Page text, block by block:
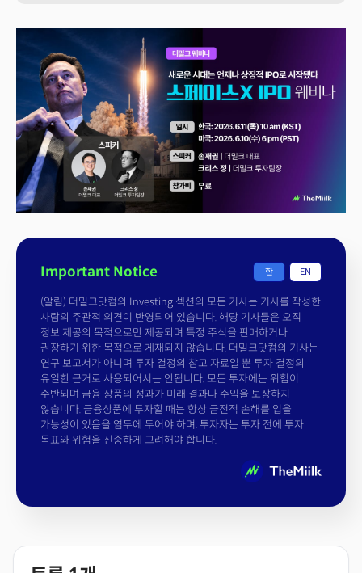
Important Notice 한 EN
(알림) 더밀크닷컴의 Investing 섹션의 모든 기사는 기사를 작성한
사람의 주관적 의견이 반영되어 있습니다. 해당 기사들은 오직
정보 제공의 목적으로만 제공되며 특정 주식을 판매하거나
권장하기 위한 목적으로 게재되지 않습니다. 더밀크닷컴의 기사는
연구 보고서가 아니며 투자 결정의 참고 자료일 뿐 투자 결정의
유일한 근거로 사용되어서는 안됩니다. 모든 투자에는 위험이
수반되며 금융 상품의 성과가 미래 결과나 수익을 보장하지
않습니다. 금융상품에 투자할 때는 항상 금전적 손해를 입을
가능성이 있음을 염두에 두어야 하며, 투자자는 투자 전에 투자
목표와 위험을 신중하게 고려해야 합니다.